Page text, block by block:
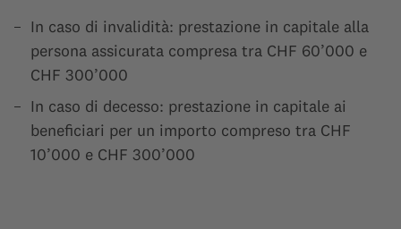
In caso di invalidità: prestazione in capitale alla
persona assicurata compresa tra CHF 60’000 e
CHF 300’000
In caso di decesso: prestazione in capitale ai
beneficiari per un importo compreso tra CHF
10’000 e CHF 300’000